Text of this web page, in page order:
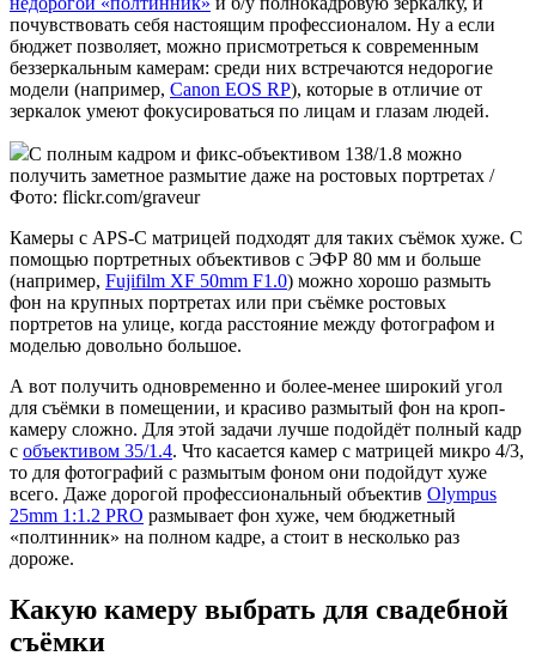
почувствовать себя настоящим профессионалом. Ну а если
бюджет позволяет, можно присмотреться к современным
беззеркальным камерам: среди них встречаются недорогие
модели (например, Canon EOS RP), которые в отличие от
зеркалок умеют фокусироваться по лицам и глазам людей.
С полным кадром и фикс-объективом 138/1.8 можно
получить заметное размытие даже на ростовых портретах /
Фото: flickr.com/graveur
Камеры с APS-C матрицей подходят для таких съёмок хуже. С
помощью портретных объективов с ЭФР 80 мм и больше
(например, Fujifilm XF 50mm F1.0) можно хорошо размыть
фон на крупных портретах или при съёмке ростовых
портретов на улице, когда расстояние между фотографом и
моделью довольно большое.
А вот получить одновременно и более-менее широкий угол
для съёмки в помещении, и красиво размытый фон на кроп-
камеру сложно. Для этой задачи лучше подойдёт полный кадр
с объективом 35/1.4. Что касается камер с матрицей микро 4/3,
то для фотографий с размытым фоном они подойдут хуже
всего. Даже дорогой профессиональный объектив Olympus
25mm 1:1.2 PRO размывает фон хуже, чем бюджетный
«полтинник» на полном кадре, а стоит в несколько раз
дороже.
Какую камеру выбрать для свадебной
съёмки